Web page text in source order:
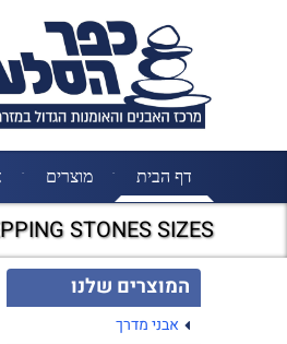
דף הבית מוצרים
STONES SIZES<
המוצרים שלנו
אבני מדרך